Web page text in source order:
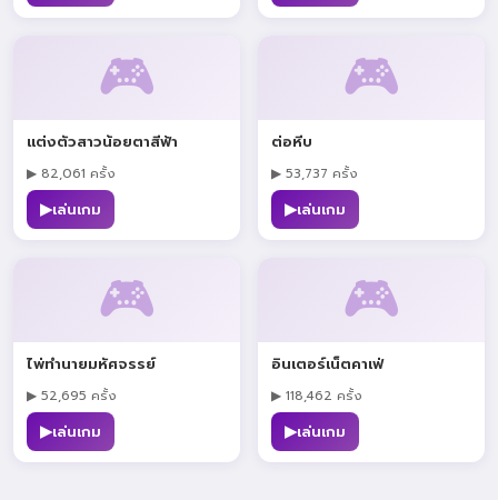
🎮
แต่งตัวสาวน้อยตาสีฟ้า
▶ 82,061 ครั้ง
▶เล่นเกม
🎮
ต่อหีบ
▶ 53,737 ครั้ง
▶เล่นเกม
🎮
ไพ่ทำนายมหัศจรรย์
▶ 52,695 ครั้ง
▶เล่นเกม
🎮
อินเตอร์เน็ตคาเฟ่
▶ 118,462 ครั้ง
▶เล่นเกม